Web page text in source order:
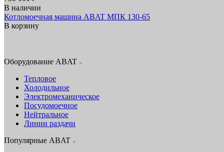
В наличии
Котломоечная машина ABAT МПК 130‑65
В корзину
Оборудование ABAT
Тепловое
Холодильное
Электромеханическое
Посудомоечное
Нейтральное
Линии раздачи
Популярные ABAT